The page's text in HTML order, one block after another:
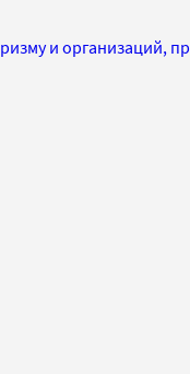
и организаций,